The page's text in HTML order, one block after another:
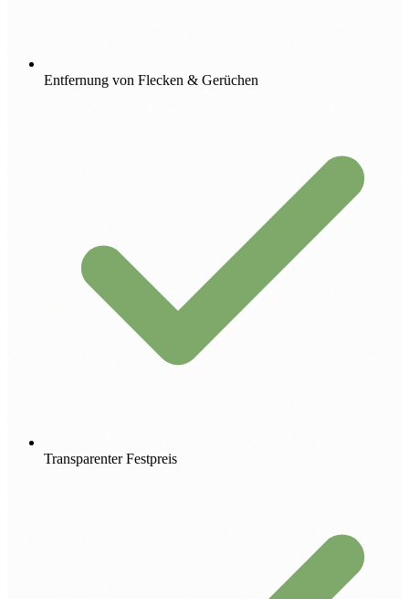
Entfernung von Flecken & Gerüchen
Transparenter Festpreis